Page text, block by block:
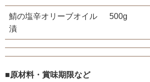
鯖の塩辛オリーブオイル
漬
500g
■原材料・賞味期限など